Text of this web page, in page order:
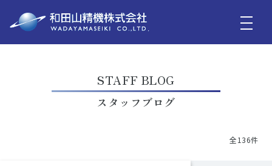
STAFF BLOG
スタッフブログ
全136件